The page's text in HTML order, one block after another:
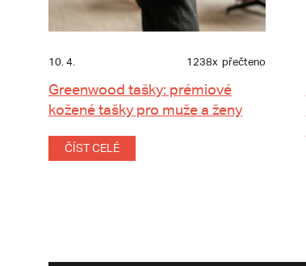
10. 4. 1238x přečteno
Greenwood tašky: prémiové
kožené tašky pro muže a ženy
ČÍST CELÉ